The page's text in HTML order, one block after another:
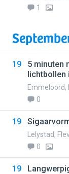
1
19
5 minuten
lichtbollen
Emmeloord,
0
19
Lelystad,
0
19